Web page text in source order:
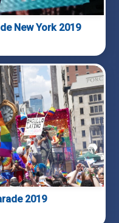
New York 2019
2019